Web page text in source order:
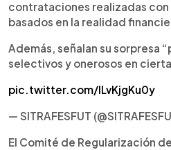
contrataciones realizadas con
basados en la realidad
Además, señalan su sorpresa
selectivos y onerosos en
pic.twitter.com/lLvKjgKu0y
— SITRAFESFUT
El Comité de Regularización